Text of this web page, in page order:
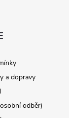
a dopravy
odběr)